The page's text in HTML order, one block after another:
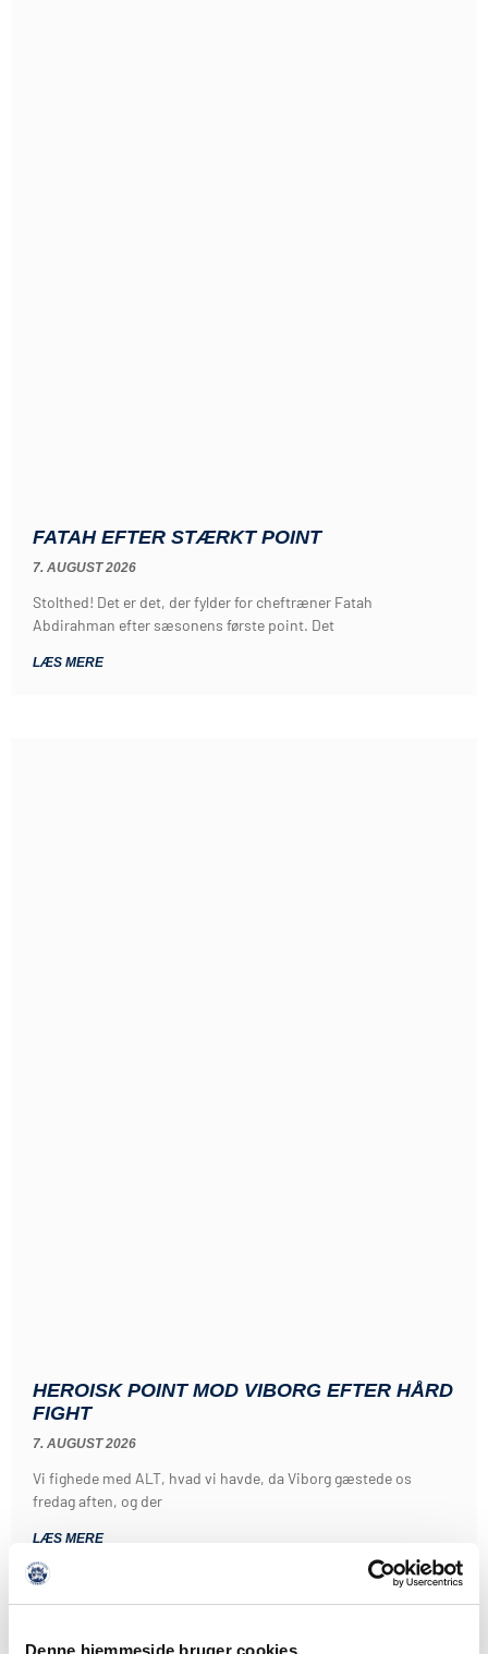
Denne hjemmeside bruger cookies
FATAH EFTER STÆRKT POINT
7. AUGUST 2026
Stolthed! Det er det, der fylder for cheftræner Fatah
Abdirahman efter sæsonens første point. Det
LÆS MERE
HEROISK POINT MOD VIBORG EFTER HÅRD
FIGHT
7. AUGUST 2026
Vi fighede med ALT, hvad vi havde, da Viborg gæstede os
fredag aften, og der
LÆS MERE